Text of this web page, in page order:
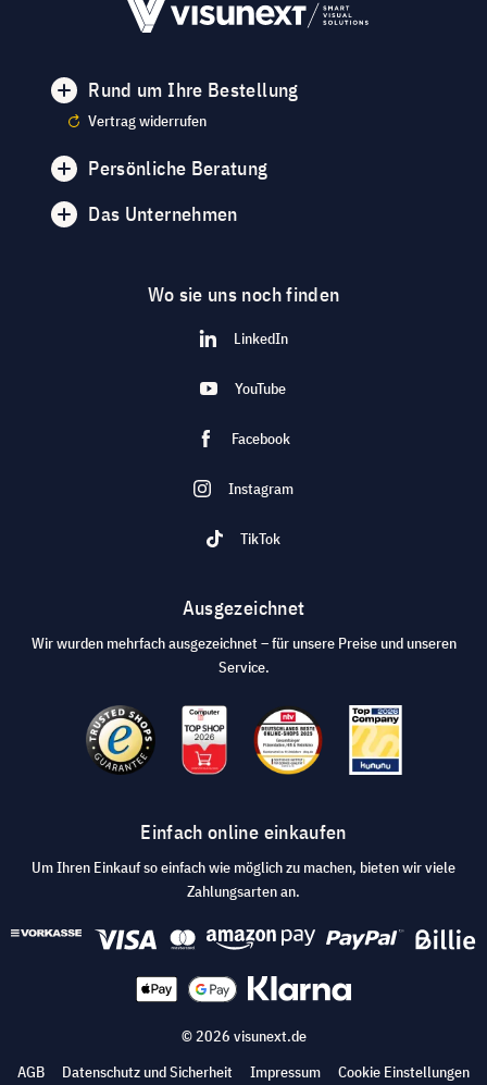
Rund um Ihre Bestellung
Vertrag widerrufen
Persönliche Beratung
Das Unternehmen
Wo sie uns noch finden
LinkedIn
YouTube
Facebook
Instagram
TikTok
Ausgezeichnet
Wir wurden mehrfach ausgezeichnet – für unsere Preise und unseren
Service.
Einfach online einkaufen
Um Ihren Einkauf so einfach wie möglich zu machen, bieten wir viele
Zahlungsarten an.
© 2026 visunext.de
AGB
Datenschutz und Sicherheit Impressum Cookie Einstellungen